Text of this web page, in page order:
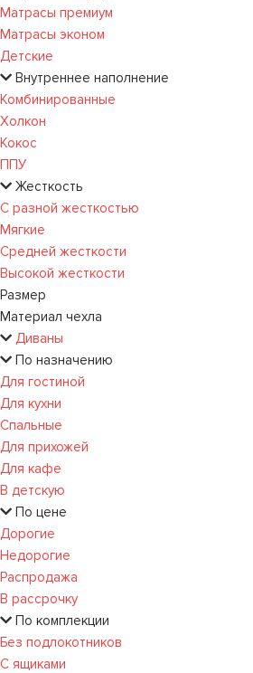
Матрасы премиум
Матрасы эконом
Детские
Внутреннее наполнение
Комбинированные
Холкон
Кокос
ППУ
Жесткость
С разной жесткостью
Мягкие
Средней жесткости
Высокой жесткости
Размер
Материал чехла
Диваны
По назначению
Для гостиной
Для кухни
Спальные
Для прихожей
Для кафе
В детскую
По цене
Дорогие
Недорогие
Распродажа
В рассрочку
По комплекции
Без подлокотников
С ящиками